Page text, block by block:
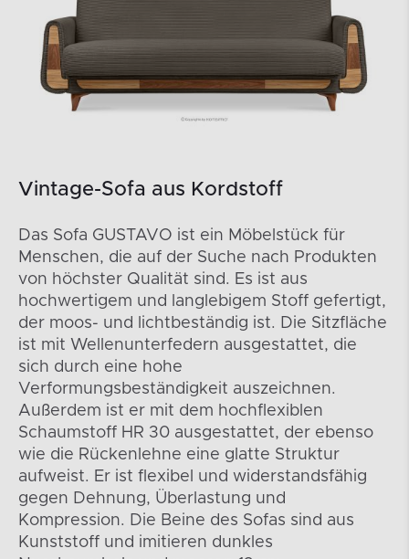
Vintage-Sofa aus Kordstoff
Das Sofa GUSTAVO ist ein Möbelstück für
Menschen, die auf der Suche nach Produkten
von höchster Qualität sind. Es ist aus
hochwertigem und langlebigem Stoff gefertigt,
der moos- und lichtbeständig ist. Die Sitzfläche
ist mit Wellenunterfedern ausgestattet, die
sich durch eine hohe
Verformungsbeständigkeit auszeichnen.
Außerdem ist er mit dem hochflexiblen
Schaumstoff HR 30 ausgestattet, der ebenso
wie die Rückenlehne eine glatte Struktur
aufweist. Er ist flexibel und widerstandsfähig
gegen Dehnung, Überlastung und
Kompression. Die Beine des Sofas sind aus
Kunststoff und imitieren dunkles